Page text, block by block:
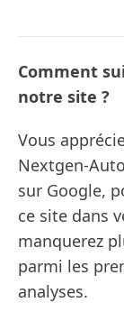
Comment
notre site ?
Vous
Nextgen-
sur Google,
ce site dans
manquerez
parmi les
analyses.